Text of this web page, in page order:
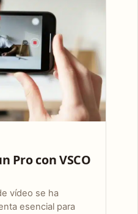
Pro con VSCO
vídeo se ha
esencial para